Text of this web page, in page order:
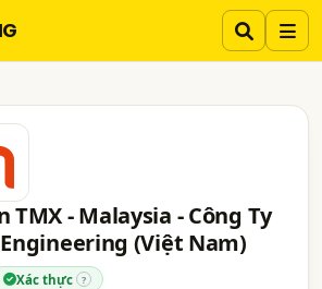
- Malaysia - Công Ty
Engineering (Việt Nam)
Xác thực ?